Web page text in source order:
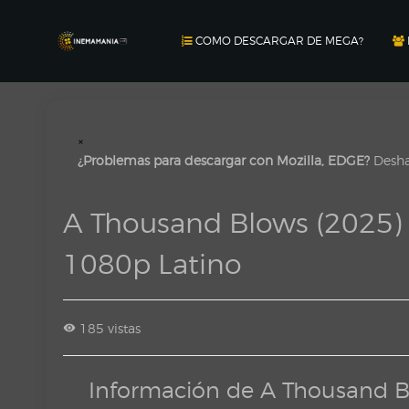
COMO DESCARGAR DE MEGA?
×
¿Problemas para descargar con Mozilla, EDGE?
A Thousand Blows
1080p Latino
185 vistas
Información de A Thousand